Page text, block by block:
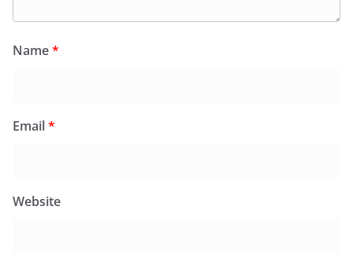
Name*
Email*
Website